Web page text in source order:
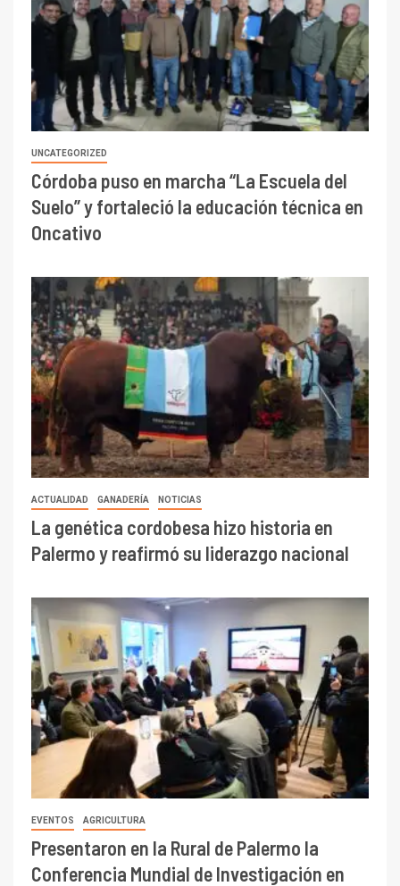
UNCATEGORIZED
Córdoba puso en marcha “La Escuela del
Suelo” y fortaleció la educación técnica en
Oncativo
ACTUALIDAD GANADERÍA NOTICIAS
La genética cordobesa hizo historia en
Palermo y reafirmó su liderazgo nacional
EVENTOS AGRICULTURA
Presentaron en la Rural de Palermo la
Conferencia Mundial de Investigación en